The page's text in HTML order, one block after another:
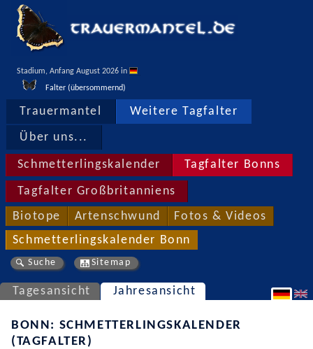
Stadium, Anfang August 2026 in
Falter (übersommernd)
Trauermantel Weitere Tagfalter
Über uns...
Schmetterlingskalender Tagfalter Bonns
Tagfalter Großbritanniens
Biotope Artenschwund Fotos & Videos
Schmetterlingskalender Bonn
Suche Sitemap
Tagesansicht Jahresansicht
BONN: SCHMETTERLINGSKALENDER
(TAGFALTER)